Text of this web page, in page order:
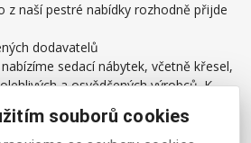
z naší pestré nabídky rozhodně přijde
dodavatelů
sedací nábytek, včetně křesel,
a osvědčených výrobců. K
masážní křesla, kdy si zákazník
barevných provedení (barva modrá,
souborů cookies